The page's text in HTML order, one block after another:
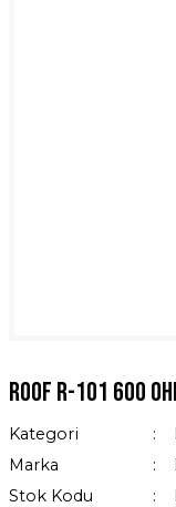
ROOF R-101 600
Kategori
Marka
Stok Kodu